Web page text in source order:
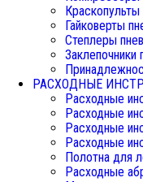
Гайковерты
Степлеры
Заклепочники
РАСХОДНЫЕ
Расходные
Расходные
Расходные
Расходные
Полотна для
Расходные